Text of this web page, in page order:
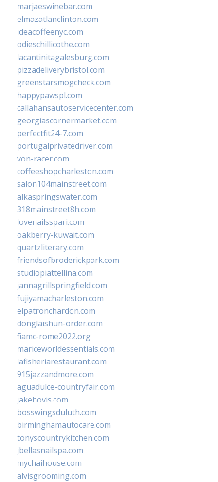
marjaeswinebar.com
elmazatlanclinton.com
ideacoffeenyc.com
odieschillicothe.com
lacantinitagalesburg.com
pizzadeliverybristol.com
greenstarsmogcheck.com
happypawspl.com
callahansautoservicecenter.com
georgiascornermarket.com
perfectfit24-7.com
portugalprivatedriver.com
von-racer.com
coffeeshopcharleston.com
salon104mainstreet.com
alkaspringswater.com
318mainstreet8h.com
lovenailsspari.com
oakberry-kuwait.com
quartzliterary.com
friendsofbroderickpark.com
studiopiattellina.com
jannagrillspringfield.com
fujiyamacharleston.com
elpatronchardon.com
donglaishun-order.com
fiamc-rome2022.org
mariceworldessentials.com
lafisheriarestaurant.com
915jazzandmore.com
aguadulce-countryfair.com
jakehovis.com
bosswingsduluth.com
birminghamautocare.com
tonyscountrykitchen.com
jbellasnailspa.com
mychaihouse.com
alvisgrooming.com